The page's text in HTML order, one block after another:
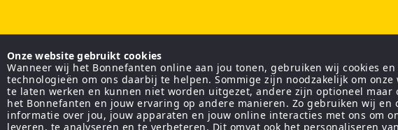
Onze website gebruikt cookies
Wanneer wij het Bonnefanten online aan jou tonen, gebruiken wij cookies
technologieën om ons daarbij te helpen. Sommige zijn noodzakelijk om onze
te laten werken en kunnen niet worden uitgezet, andere zijn optioneel maar
het Bonnefanten en jouw ervaring op andere manieren. Zo gebruiken wij en
informatie over jou, jouw apparaten en jouw online interacties met ons om
leveren, te analyseren en te verbeteren. Dit omvat ook het personaliseren